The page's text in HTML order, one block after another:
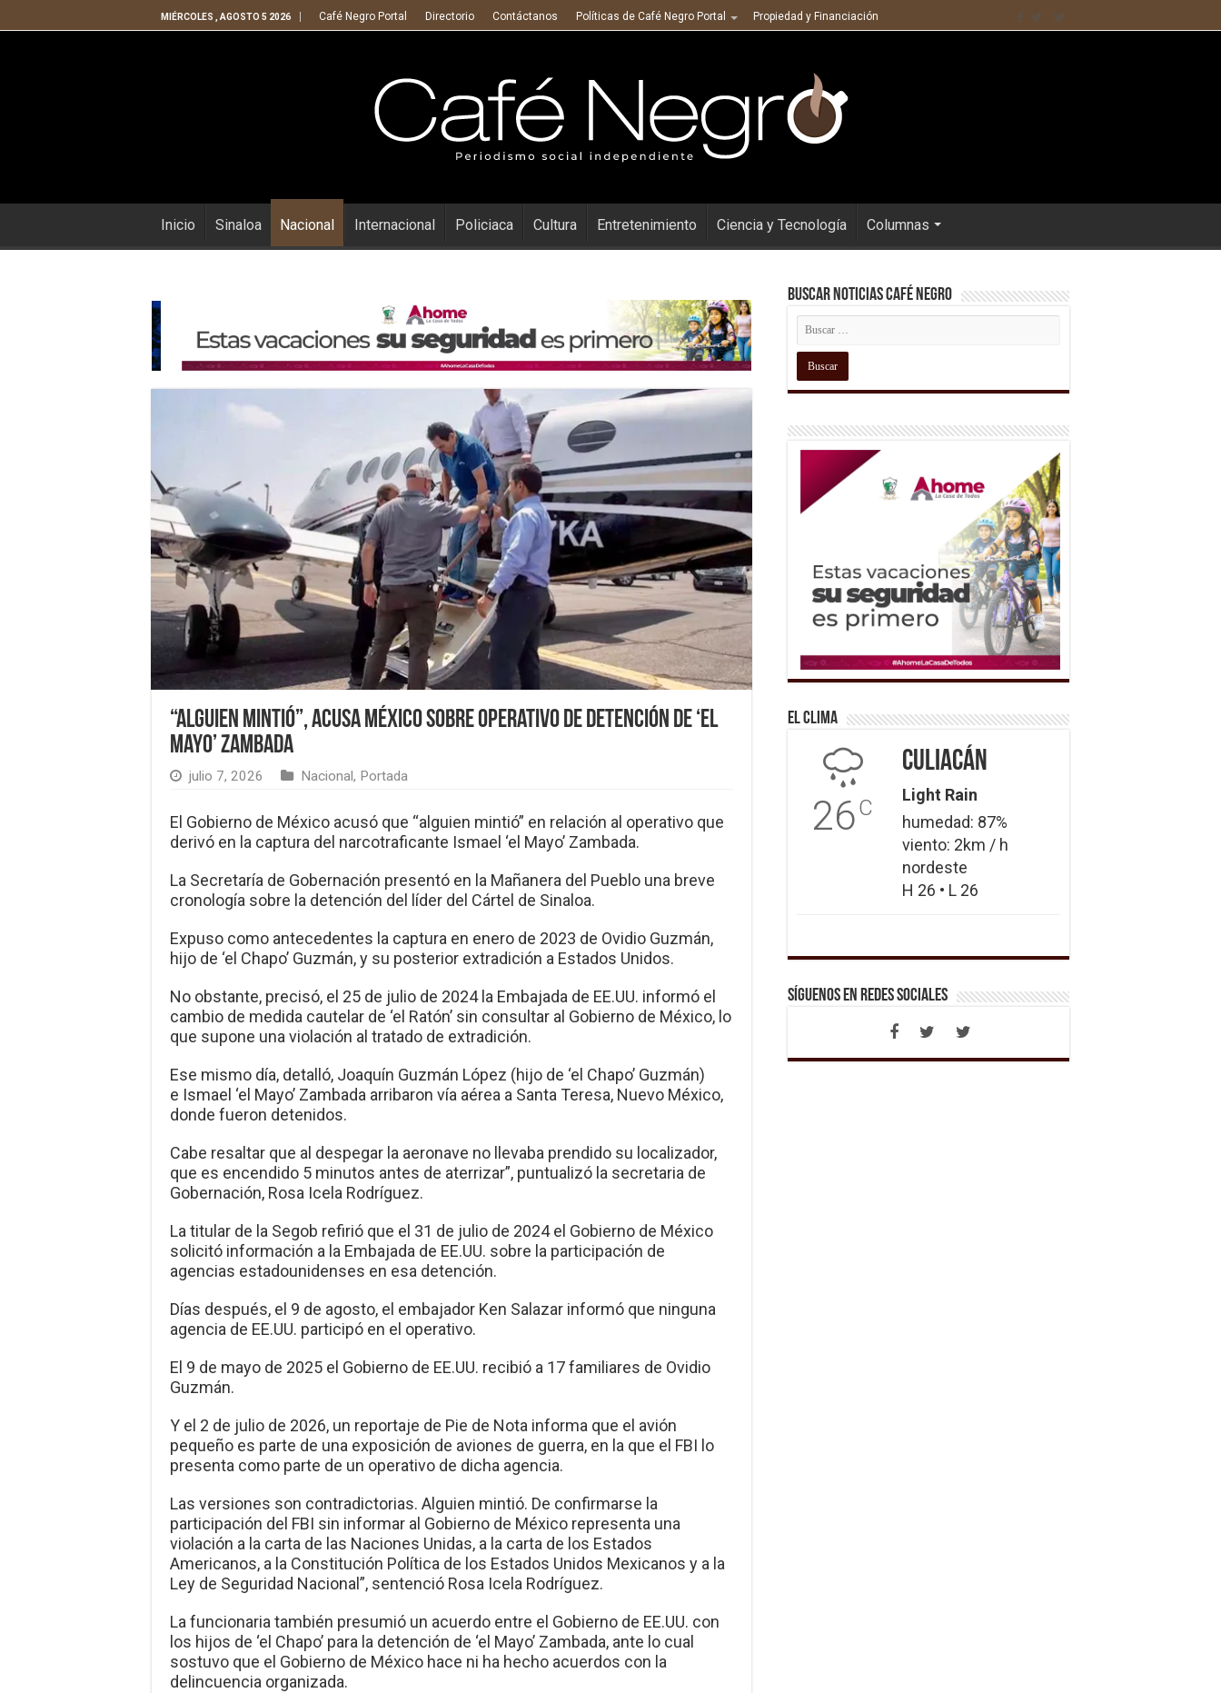
MIÉRCOLES , AGOSTO 5 2026 Café Negro Portal Directorio Contáctanos Políticas de Café Negro Portal Propiedad y Financiación
Inicio Sinaloa Nacional Internacional Policiaca Cultura Entretenimiento Ciencia y Tecnología Columnas
“Alguien mintió”, acusa México sobre operativo de detención de ‘el
Mayo’ Zambada
julio 7, 2026 Nacional, Portada
El Gobierno de México acusó que “alguien mintió” en relación al operativo que
derivó en la captura del narcotraficante Ismael ‘el Mayo’ Zambada.
La Secretaría de Gobernación presentó en la Mañanera del Pueblo una breve
cronología sobre la detención del líder del Cártel de Sinaloa.
Expuso como antecedentes la captura en enero de 2023 de Ovidio Guzmán,
hijo de ‘el Chapo’ Guzmán, y su posterior extradición a Estados Unidos.
No obstante, precisó, el 25 de julio de 2024 la Embajada de EE.UU. informó el
cambio de medida cautelar de ‘el Ratón’ sin consultar al Gobierno de México, lo
que supone una violación al tratado de extradición.
Ese mismo día, detalló, Joaquín Guzmán López (hijo de ‘el Chapo’ Guzmán)
e Ismael ‘el Mayo’ Zambada arribaron vía aérea a Santa Teresa, Nuevo México,
donde fueron detenidos.
Cabe resaltar que al despegar la aeronave no llevaba prendido su localizador,
que es encendido 5 minutos antes de aterrizar”, puntualizó la secretaria de
Gobernación, Rosa Icela Rodríguez.
La titular de la Segob refirió que el 31 de julio de 2024 el Gobierno de México
solicitó información a la Embajada de EE.UU. sobre la participación de
agencias estadounidenses en esa detención.
Días después, el 9 de agosto, el embajador Ken Salazar informó que ninguna
agencia de EE.UU. participó en el operativo.
El 9 de mayo de 2025 el Gobierno de EE.UU. recibió a 17 familiares de Ovidio
Guzmán.
Y el 2 de julio de 2026, un reportaje de Pie de Nota informa que el avión
pequeño es parte de una exposición de aviones de guerra, en la que el FBI lo
presenta como parte de un operativo de dicha agencia.
Las versiones son contradictorias. Alguien mintió. De confirmarse la
participación del FBI sin informar al Gobierno de México representa una
violación a la carta de las Naciones Unidas, a la carta de los Estados
Americanos, a la Constitución Política de los Estados Unidos Mexicanos y a la
Ley de Seguridad Nacional”, sentenció Rosa Icela Rodríguez.
La funcionaria también presumió un acuerdo entre el Gobierno de EE.UU. con
los hijos de ‘el Chapo’ para la detención de ‘el Mayo’ Zambada, ante lo cual
sostuvo que el Gobierno de México hace ni ha hecho acuerdos con la
delincuencia organizada.
Buscar Noticias Café Negro
El Clima
26C
Culiacán
Light Rain
humedad: 87%
viento: 2km / h
nordeste
H 26 • L 26
Síguenos en Redes Sociales